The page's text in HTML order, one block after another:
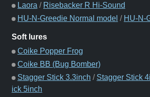
Laora / Risebacker R Hi-Sound
HU-N-Greedie Normal model / HU-N-
Soft lures
Coike Popper Frog
Coike BB (Bug Bomber)
Stagger Stick 3.3inch / Stagger Stick
ick 5inch